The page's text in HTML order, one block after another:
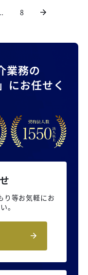
8
業務の
にお任せく
り等お気軽にお
。